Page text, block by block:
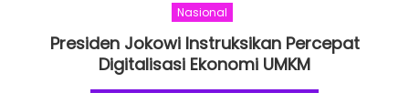
Nasional
Presiden Jokowi Instruksikan Percepat
Digitalisasi Ekonomi UMKM